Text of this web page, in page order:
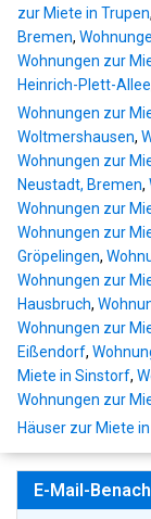
zur Miete in Trupen,
Bremen,
Wohnungen zur
Heinrich-Plett-Allee
Wohnungen zur
Woltmershausen,
Wohnungen zur
Neustadt, Bremen,
Wohnungen zur
Wohnungen zur
Gröpelingen,
Wohnungen zur
Hausbruch,
Wohnungen zur
Eißendorf,
Miete in Sinstorf,
Wohnungen zur
Häuser zur Miete
E-Mail-